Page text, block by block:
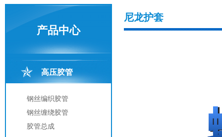
产品中心
高压胶管
钢丝编织胶管
钢丝缠绕胶管
胶管总成
尼龙护套